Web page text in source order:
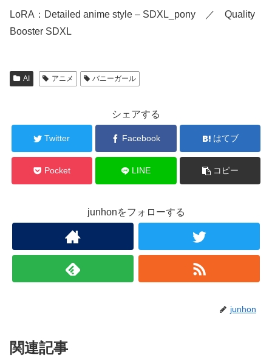
LoRA：Detailed anime style – SDXL_pony ／ Quality
Booster SDXL
AI アニメ バニーガール
シェアする
Twitter Facebook はてブ
Pocket LINE コピー
junhonをフォローする
junhon
関連記事